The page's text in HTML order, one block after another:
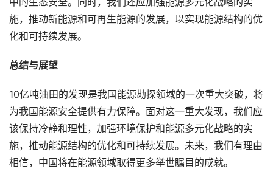
施，推动新能源和可再生能源的发展，以实现能源结构的优
化和可持续发展。
总结与展望
10亿吨油田的发现是我国能源勘探领域的一次重大突破，将
为我国能源安全提供有力保障。面对这一重大发现，我们应
该保持冷静和理性，加强环境保护和能源多元化战略的实
施，推动能源结构的优化和可持续发展。未来，我们有理由
相信，中国将在能源领域取得更多举世瞩目的成就。